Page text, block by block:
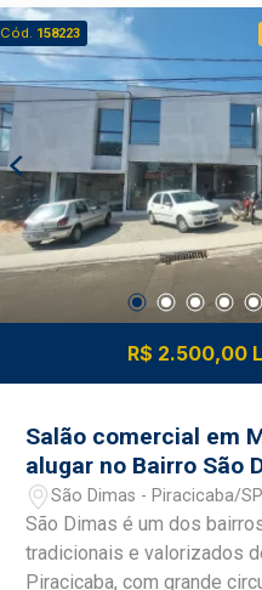
ideal para lojas,
ou serviços Fachada em
ótima exposição comercial
privativo Vaga de recuo
Região com intenso
acesso Uma excelente oportunidade
para instalar sua marca em
regiões mais procuradas
unindo praticidade,
privilegiada e potencial
Construa seu futuro com
de desenvolvimento do
imobiliário de Piracicaba.
Cód. 158223
R$ 2.500,00 L
Salão comercial em
alugar no Bairro São
Piracicaba
São Dimas - Piracicaba/SP
São Dimas é um dos
tradicionais e valorizados
Piracicaba, com grande